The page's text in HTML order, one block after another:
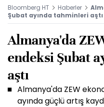
Bloomberg HT Haberler
Şubat ayında tahminleri aştı
Almanya'da
endeksi Şubat
aştı
Almanya'da ZEW
ayında güçlü artış